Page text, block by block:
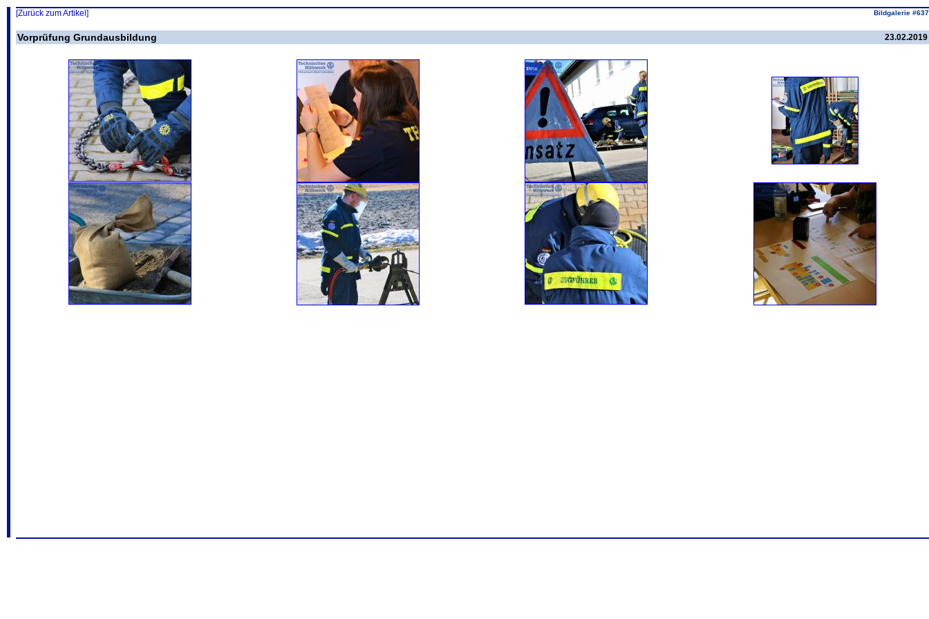
[Zurück zum Artikel] Bildgalerie #637
Vorprüfung Grundausbildung 23.02.2019